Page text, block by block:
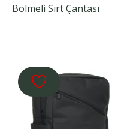
Bölmeli Sırt Çantası